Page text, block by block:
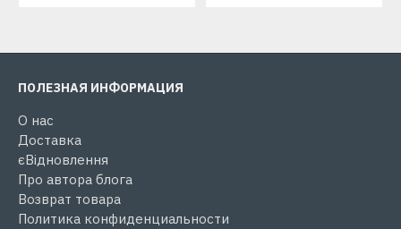
ПОЛЕЗНАЯ ИНФОРМАЦИЯ
О нас
Доставка
єВідновлення
Про автора блога
Возврат товара
Политика конфиденциальности